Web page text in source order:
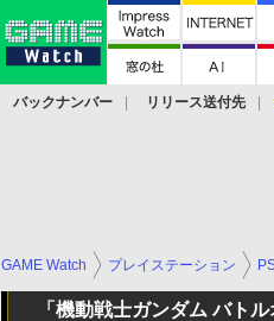
バックナンバー リリース送付先
GAME Watch プレイステーション
「機動戦士ガンダム バト